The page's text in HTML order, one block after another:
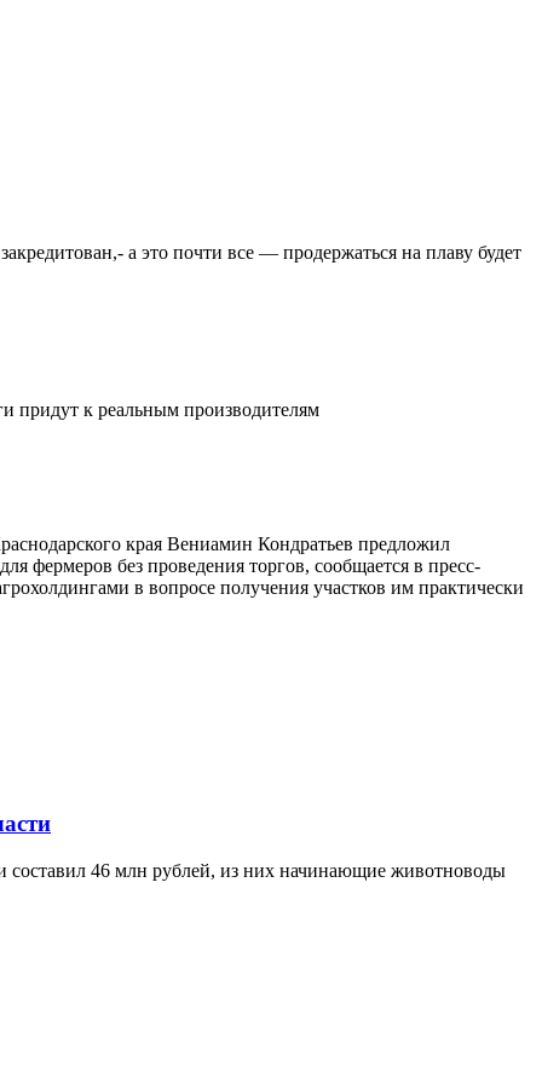
а это почти все — продержаться на плаву будет
придут к реальным производителям
края Вениамин Кондратьев предложил
фермеров без проведения торгов, сообщается в пресс-
в вопросе получения участков им практически
составил 46 млн рублей, из них начинающие животноводы